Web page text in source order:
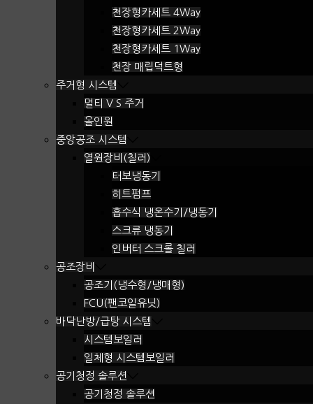
천장형카세트 4Way
천장형카세트 2Way
천장형카세트 1Way
천장 매립덕트형
주거형 시스템
멀티 V S 주거
올인원
중앙공조 시스템
열원장비(칠러)
터보냉동기
히트펌프
흡수식 냉온수기/냉동기
스크류 냉동기
인버터 스크롤 칠러
공조장비
공조기(냉수형/냉매형)
FCU(팬코일유닛)
바닥난방/급탕 시스템
시스템보일러
일체형 시스템보일러
공기청정 솔루션
공기청정 솔루션